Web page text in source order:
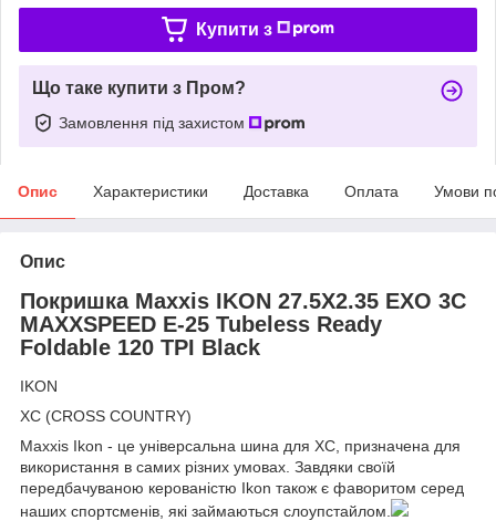
Купити з
Що таке купити з Пром?
Замовлення під захистом
Опис Характеристики Доставка Оплата Умови
Опис
Покришка Maxxis IKON 27.5X2.35 EXO 3C
MAXXSPEED E-25 Tubeless Ready
Foldable 120 TPI Black
IKON
XC (CROSS COUNTRY)
Maxxis Ikon - це універсальна шина для XC, призначена для
використання в самих різних умовах. Завдяки своїй
передбачуваною керованістю Ikon також є фаворитом серед
наших спортсменів, які займаються слоупстайлом.